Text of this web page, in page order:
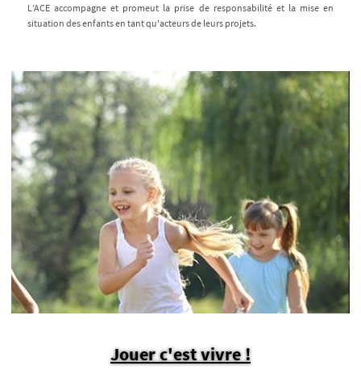
L’ACE accompagne et promeut la prise de responsabilité et la mise en
situation des enfants en tant qu'acteurs de leurs projets.
Jouer c'est vivre !